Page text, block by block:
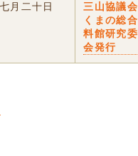
月二十日
三山協議
くまの総
料館研究
会発行